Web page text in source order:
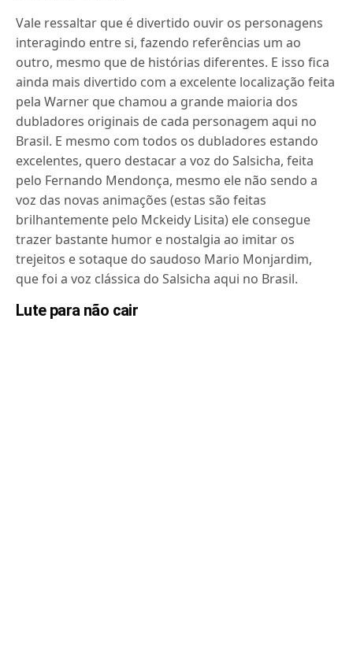
Vale ressaltar que é divertido ouvir os personagens
interagindo entre si, fazendo referências um ao
outro, mesmo que de histórias diferentes. E isso fica
ainda mais divertido com a excelente localização feita
pela Warner que chamou a grande maioria dos
dubladores originais de cada personagem aqui no
Brasil. E mesmo com todos os dubladores estando
excelentes, quero destacar a voz do Salsicha, feita
pelo Fernando Mendonça, mesmo ele não sendo a
voz das novas animações (estas são feitas
brilhantemente pelo Mckeidy Lisita) ele consegue
trazer bastante humor e nostalgia ao imitar os
trejeitos e sotaque do saudoso Mario Monjardim,
que foi a voz clássica do Salsicha aqui no Brasil.
Lute para não cair